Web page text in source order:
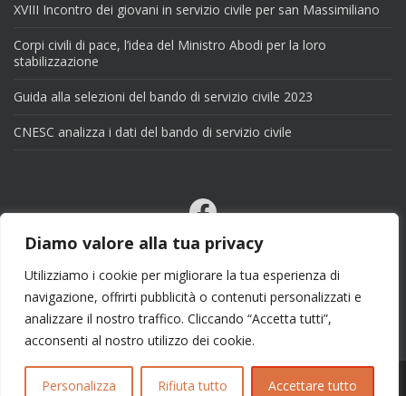
Diamo valore alla tua privacy
Utilizziamo i cookie per migliorare la tua esperienza di
navigazione, offrirti pubblicità o contenuti personalizzati e
analizzare il nostro traffico. Cliccando “Accetta tutti”,
acconsenti al nostro utilizzo dei cookie.
Personalizza Rifiuta tutto Accettare tutto
XVIII Incontro dei giovani in servizio civile per san Massimiliano
Corpi civili di pace, l’idea del Ministro Abodi per la loro
stabilizzazione
Guida alla selezioni del bando di servizio civile 2023
CNESC analizza i dati del bando di servizio civile
Facebook
Email
X
Copyright 2025 | info@esseciblog.it | Tema perColorlibDisegnato da